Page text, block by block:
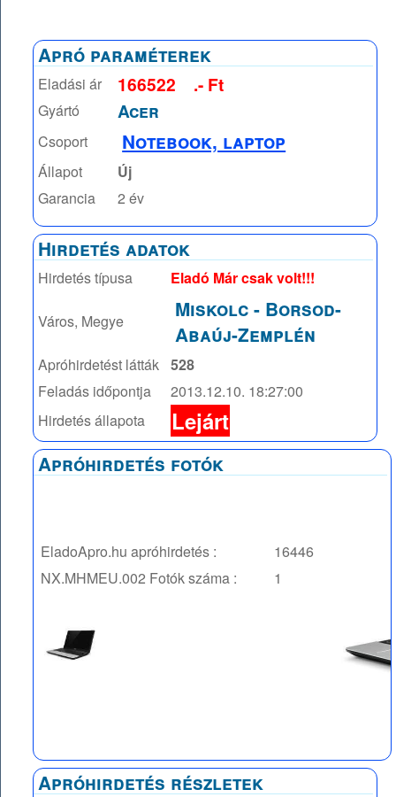
Apró paraméterek
Eladási ár 166522 .- Ft
Gyártó Acer
Csoport Notebook, laptop
Állapot
Új
Garancia
2 év
Hirdetés adatok
Hirdetés típusa Eladó Már csak volt!!!
Város, Megye Miskolc- Borsod-
Abaúj-Zemplén
Apróhirdetést látták 528
Feladás időpontja
2013.12.10. 18:27:00
Hirdetés állapota
Lejárt
Apróhirdetés fotók
EladoApro.hu apróhirdetés :
16446
NX.MHMEU.002 Fotók száma : 1
Apróhirdetés részletek